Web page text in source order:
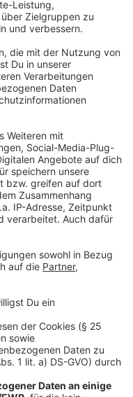
und eine
wird in diesen
Haushalte in der
sich,
oder Lärm so
die Bauleitung vor
aber
Bauphase von
die
waren bei
realisiert.